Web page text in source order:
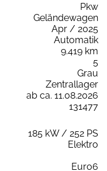
Pkw
Geländewagen
Apr / 2025
Automatik
9.419 km
5
Grau
Zentrallager
ab ca. 11.08.2026
131477
185 kW / 252 PS
Elektro
Euro6